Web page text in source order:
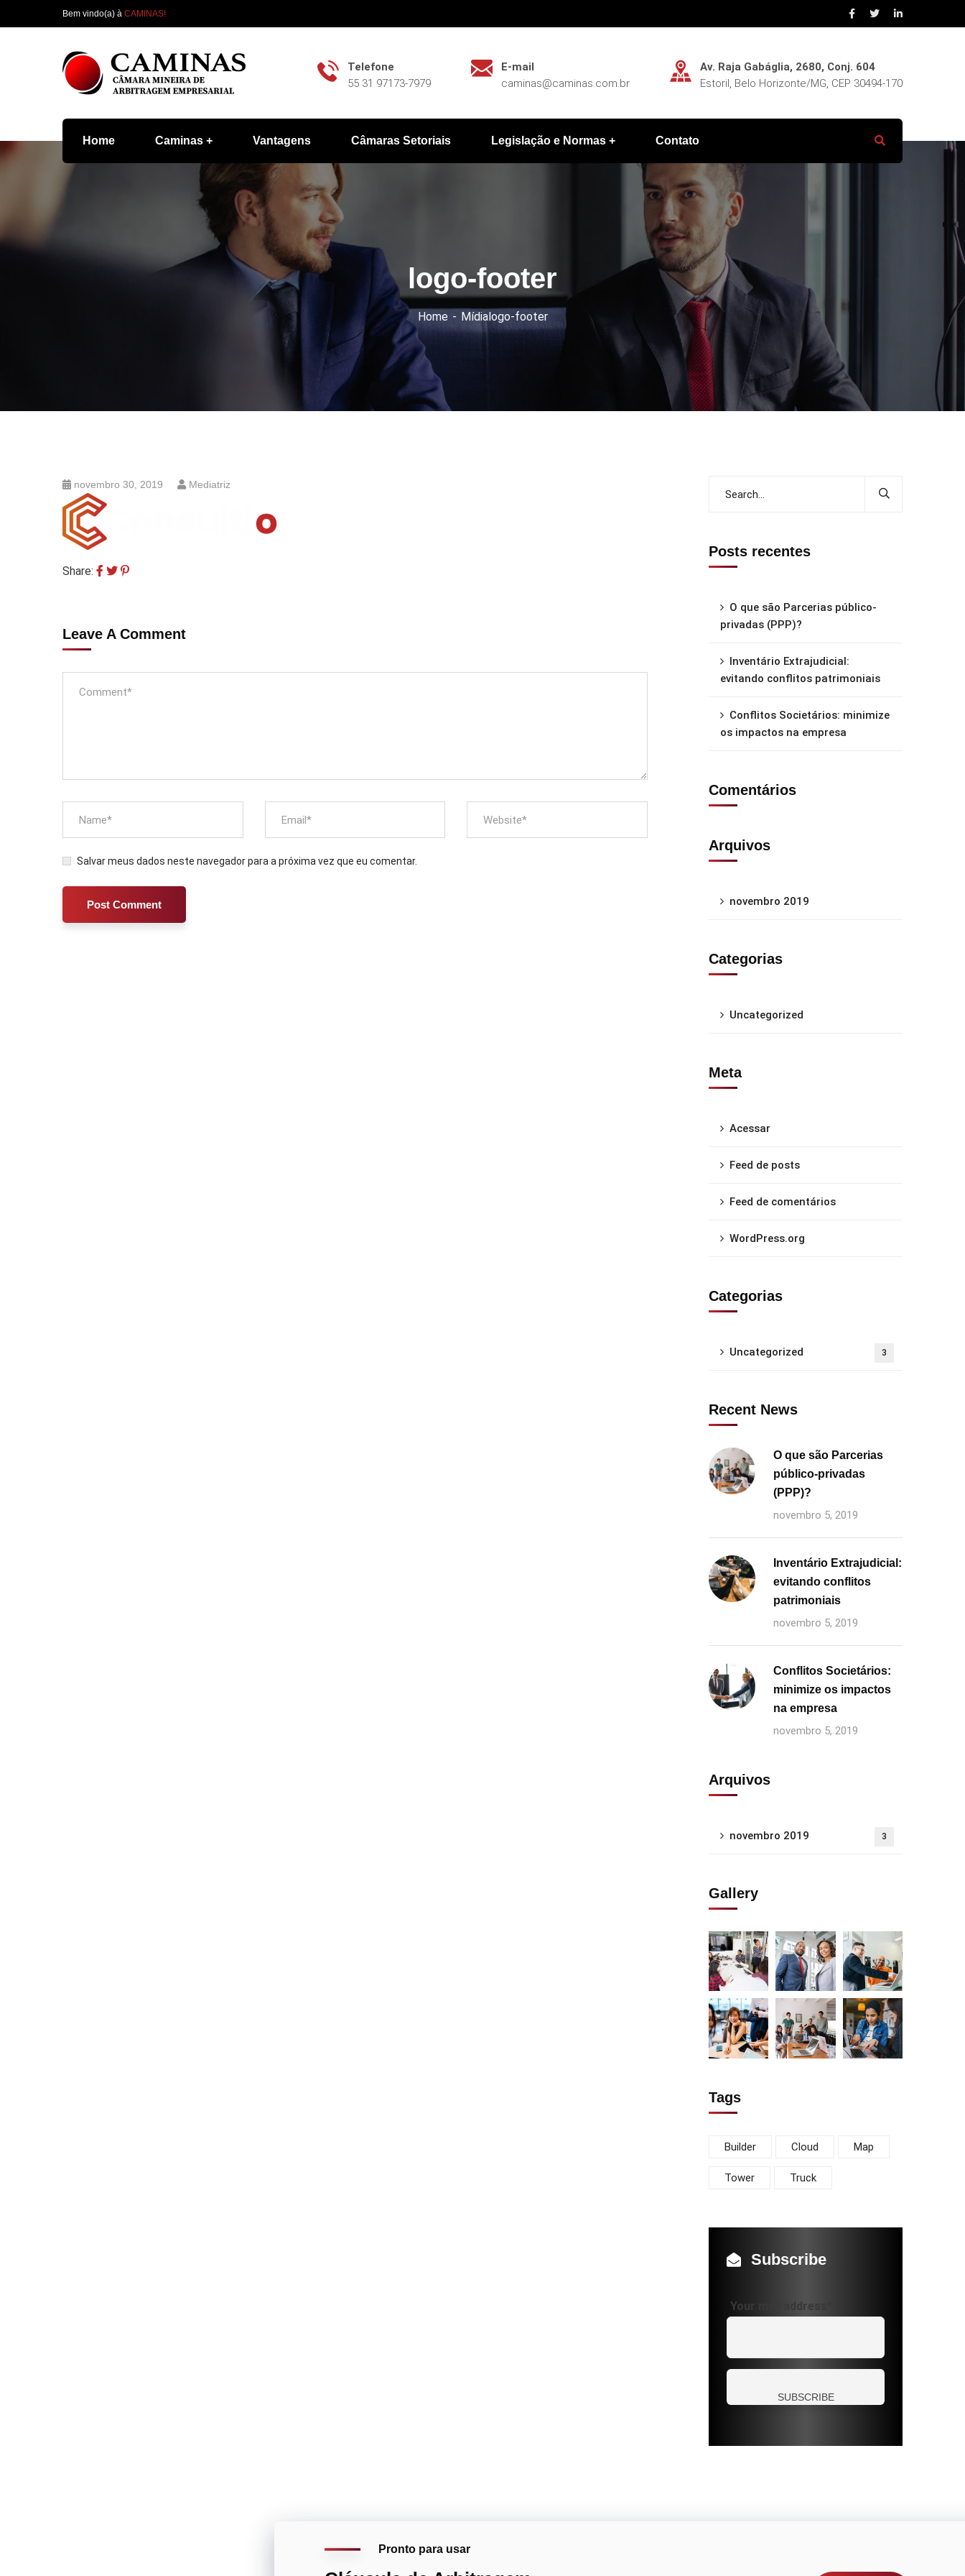
Bem vindo(a) à CAMINAS!
Telefone
55 31 97173-7979
E-mail
caminas@caminas.com.br
Av. Raja Gabáglia, 2680, Conj. 604
Estoril, Belo Horizonte/MG, CEP 30494-170
Home Caminas Vantagens Câmaras Setoriais Legislação e Normas Contato
logo-footer
Home Mídialogo-footer
novembro 30, 2019 Mediatriz
Share:
Leave A Comment
Salvar meus dados neste navegador para a próxima vez que eu comentar.
Posts recentes
O que são Parcerias público-
privadas (PPP)?
Inventário Extrajudicial:
evitando conflitos patrimoniais
Conflitos Societários: minimize
os impactos na empresa
Comentários
Arquivos
novembro 2019
Categorias
Uncategorized
Meta
Acessar
Feed de posts
Feed de comentários
WordPress.org
Categorias
Uncategorized 3
Recent News
O que são Parcerias
público-privadas
(PPP)?
novembro 5, 2019
Inventário Extrajudicial:
evitando conflitos
patrimoniais
novembro 5, 2019
Conflitos Societários:
minimize os impactos
na empresa
novembro 5, 2019
Arquivos
novembro 2019 3
Gallery
Tags
Builder Cloud Map
Tower Truck
Subscribe
Your mail address*
Pronto para usar